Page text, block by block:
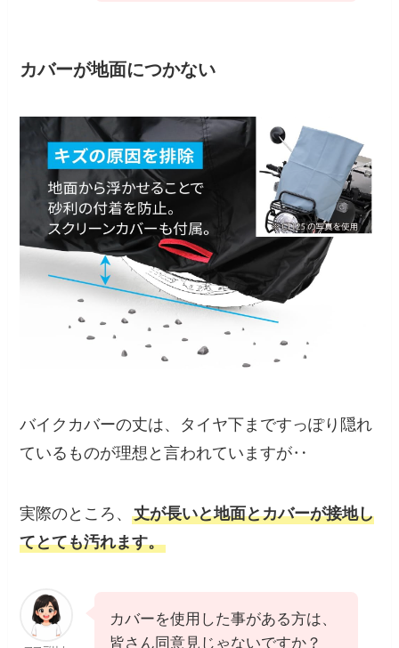
カバーが地面につかない
バイクカバーの丈は、タイヤ下まですっぽり隠れ
ているものが理想と言われていますが‥
実際のところ、丈が長いと地面とカバーが接地し
てとても汚れます。
カバーを使用した事がある方は、
皆さん同意見じゃないですか？